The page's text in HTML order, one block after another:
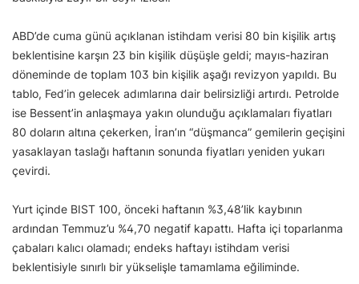
ABD’de cuma günü açıklanan istihdam verisi 80 bin kişilik artış
beklentisine karşın 23 bin kişilik düşüşle geldi; mayıs-haziran
döneminde de toplam 103 bin kişilik aşağı revizyon yapıldı. Bu
tablo, Fed’in gelecek adımlarına dair belirsizliği artırdı. Petrolde
ise Bessent’in anlaşmaya yakın olunduğu açıklamaları fiyatları
80 doların altına çekerken, İran’ın “düşmanca” gemilerin geçişini
yasaklayan taslağı haftanın sonunda fiyatları yeniden yukarı
çevirdi.
Yurt içinde BIST 100, önceki haftanın %3,48’lik kaybının
ardından Temmuz’u %4,70 negatif kapattı. Hafta içi toparlanma
çabaları kalıcı olamadı; endeks haftayı istihdam verisi
beklentisiyle sınırlı bir yükselişle tamamlama eğiliminde.